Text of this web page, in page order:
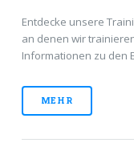
Entdecke unsere
an denen wir
Informationen zu den
MEHR